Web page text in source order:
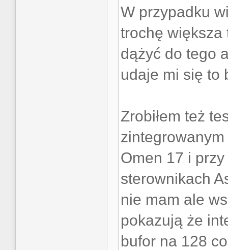
W przypadku
trochę większa
dążyć do tego
udaje mi się to
Zrobiłem też
Omen 17 i
sterownikach
nie mam ale
pokazują że
bufor na 128